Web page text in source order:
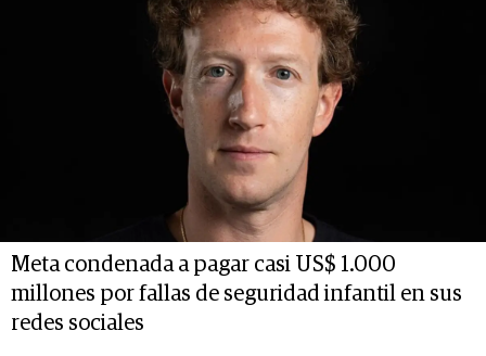
Meta condenada a pagar casi US$ 1.000
millones por fallas de seguridad infantil en sus
redes sociales